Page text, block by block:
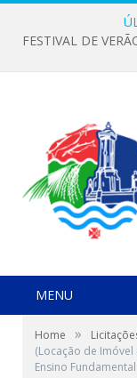
MENU
Home »
(Locação de
Ensino